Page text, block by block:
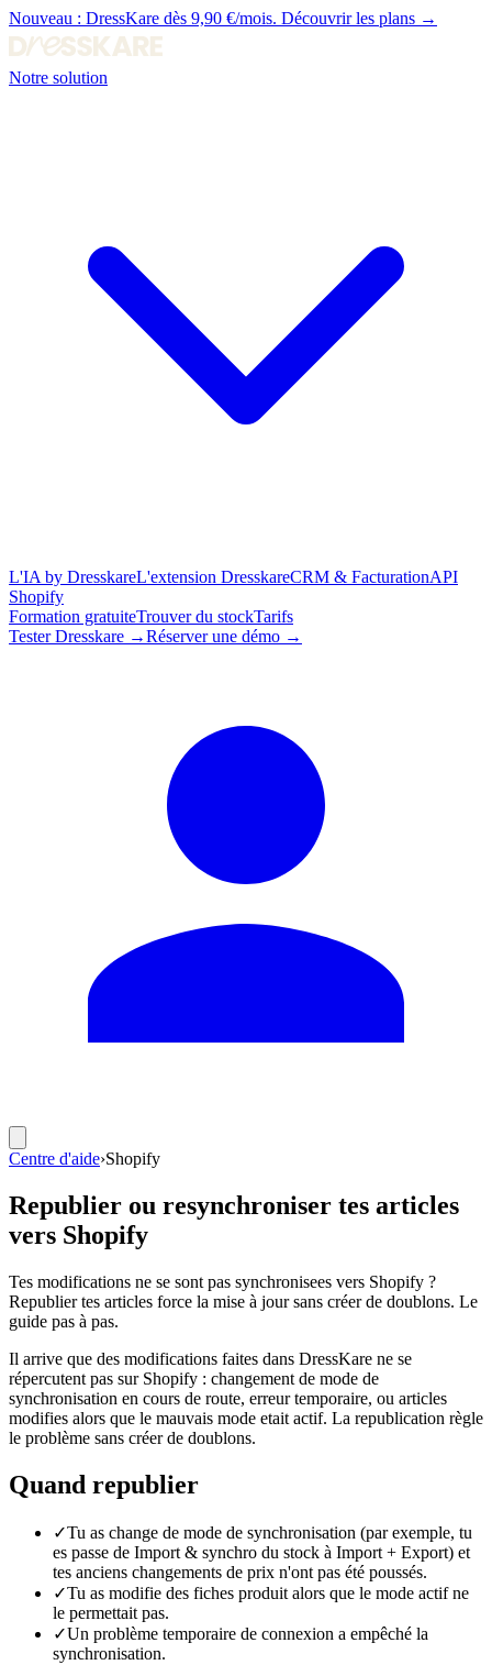
Nouveau : DressKare dès 9,90 €/mois. Découvrir les plans →
Notre solution
L'IA by DresskareL'extension DresskareCRM & FacturationAPI
Shopify
Formation gratuiteTrouver du stockTarifs
Tester Dresskare →Réserver une démo →
Centre d'aide›Shopify
Republier ou resynchroniser tes articles
vers Shopify
Tes modifications ne se sont pas synchronisees vers Shopify ?
Republier tes articles force la mise à jour sans créer de doublons. Le
guide pas à pas.
Il arrive que des modifications faites dans DressKare ne se
répercutent pas sur Shopify : changement de mode de
synchronisation en cours de route, erreur temporaire, ou articles
modifies alors que le mauvais mode etait actif. La republication règle
le problème sans créer de doublons.
Quand republier
✓Tu as change de mode de synchronisation (par exemple, tu
es passe de Import & synchro du stock à Import + Export) et
tes anciens changements de prix n'ont pas été poussés.
✓Tu as modifie des fiches produit alors que le mode actif ne
le permettait pas.
✓Un problème temporaire de connexion a empêché la
synchronisation.